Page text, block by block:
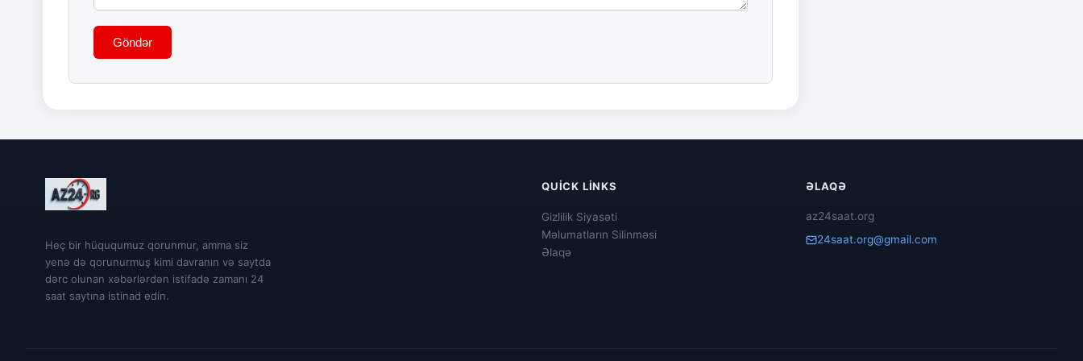
Göndər
Heç bir hüququmuz qorunmur, amma siz
yenə də qorunurmuş kimi davranın və saytda
dərc olunan xəbərlərdən istifadə zamanı 24
saat saytına istinad edin.
QUICK LINKS
Gizlilik Siyasəti
Məlumatların Silinməsi
Əlaqə
ƏLAQƏ
az24saat.org
24saat.org@gmail.com